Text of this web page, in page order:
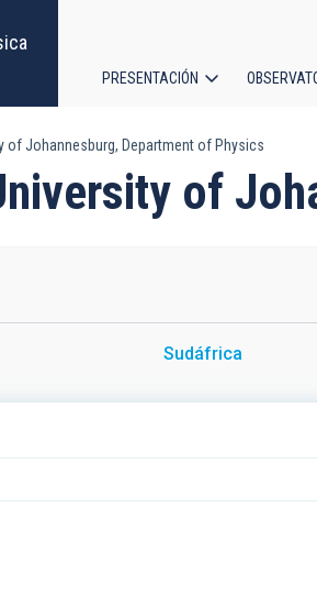
principal
PRESENTACIÓN
of Johannesburg, Department of Physics
of
Sudáfrica